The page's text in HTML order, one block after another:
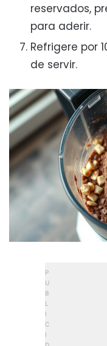
reservados,
para aderir.
Refrigere por
de servir.